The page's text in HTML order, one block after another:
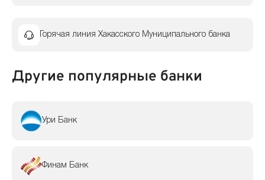
Горячая линия Хакасского Муниципального банка
Другие популярные банки
Ури Банк
Финам Банк